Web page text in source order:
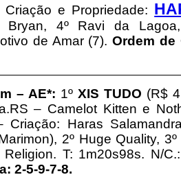
e Propriedade:
Bryan, 4º Ravi da
de Amar (7).Ordem de
– AE*: 1ºXIS TUDO (R$
– Camelot Kitten e
Criação: Haras
2º Huge Quality,
T: 1m20s98s. N/
2-5-9-7-8.